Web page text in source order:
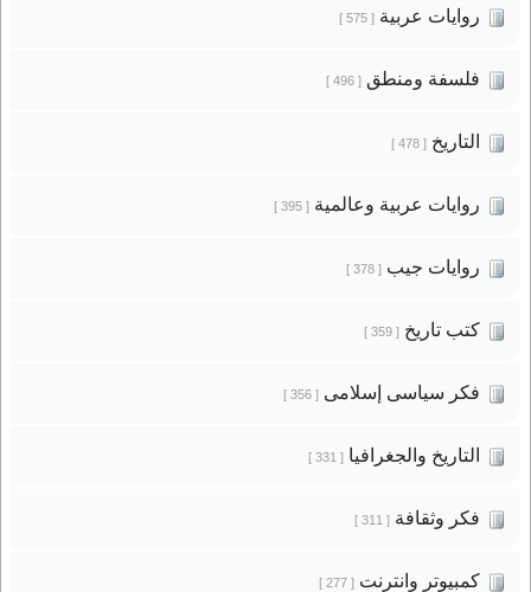
روايات عربية[ 575 ]
فلسفة ومنطق[ 496 ]
التاريخ[ 478 ]
روايات عربية وعالمية[ 395 ]
روايات جيب[ 378 ]
كتب تاريخ[ 359 ]
فكر سياسى إسلامى[ 356 ]
التاريخ والجغرافيا[ 331 ]
فكر وثقافة[ 311 ]
كمبيوتر وانترنت[ 277 ]